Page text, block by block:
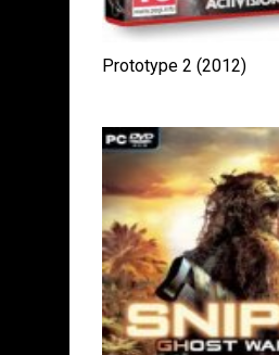
Prototype 2 (2012)